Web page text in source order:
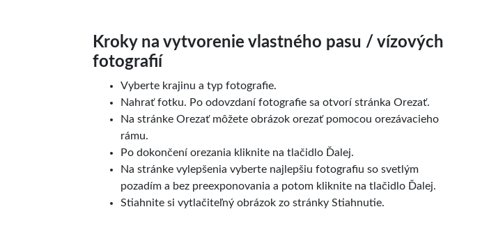
Kroky na vytvorenie vlastného pasu / vízových
fotografií
Vyberte krajinu a typ fotografie.
Nahrať fotku. Po odovzdaní fotografie sa otvorí stránka Orezať.
Na stránke Orezať môžete obrázok orezať pomocou orezávacieho
rámu.
Po dokončení orezania kliknite na tlačidlo Ďalej.
Na stránke vylepšenia vyberte najlepšiu fotografiu so svetlým
pozadím a bez preexponovania a potom kliknite na tlačidlo Ďalej.
Stiahnite si vytlačiteľný obrázok zo stránky Stiahnutie.